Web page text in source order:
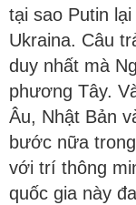
tại sao Putin
Ukraina. Câu
duy nhất mà
phương Tây.
Âu, Nhật Bản
bước nữa
với trí thông
quốc gia này